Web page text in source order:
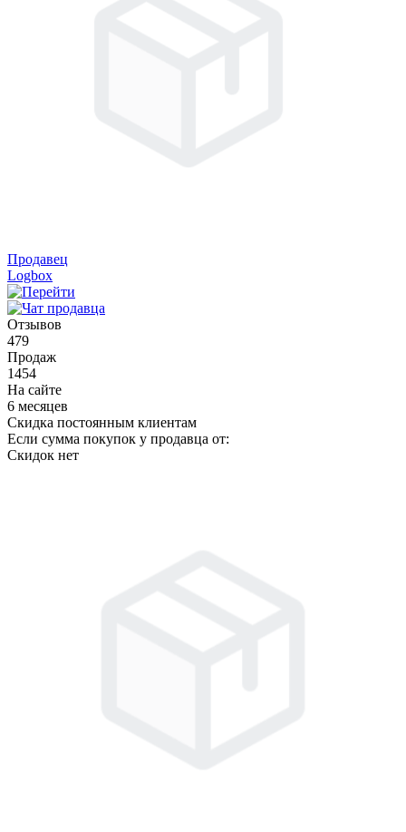
Продавец
Logbox
Отзывов
479
Продаж
1454
На сайте
6 месяцев
Скидка постоянным клиентам
Если сумма покупок у продавца от:
Скидок нет